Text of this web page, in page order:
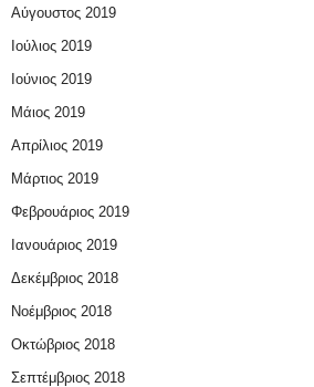
Αύγουστος 2019
Ιούλιος 2019
Ιούνιος 2019
Μάιος 2019
Απρίλιος 2019
Μάρτιος 2019
Φεβρουάριος 2019
Ιανουάριος 2019
Δεκέμβριος 2018
Νοέμβριος 2018
Οκτώβριος 2018
Σεπτέμβριος 2018